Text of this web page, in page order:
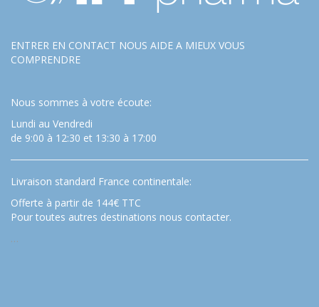
ENTRER EN CONTACT NOUS AIDE A MIEUX VOUS
COMPRENDRE
Nous sommes à votre écoute:
Lundi au Vendredi
de 9:00 à 12:30 et 13:30 à 17:00
Livraison standard France continentale:
Offerte à partir de 144€ TTC
Pour toutes autres destinations nous contacter.
…